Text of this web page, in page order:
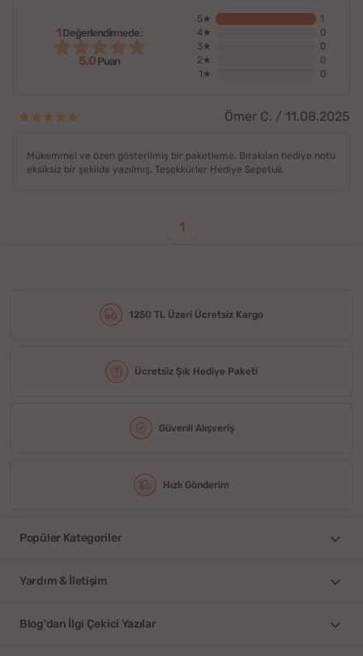
1 Değerlendirmede:
5,0Puan
5★
1
4★
0
3★
0
2★
0
1★
0
Ömer C. / 11.08.2025
Mükemmel ve özen gösterilmiş bir paketleme. Bırakılan hediye notu
eksiksiz bir şekilde yazılmış. Teşekkürler Hediye Sepeti🙏
1
1250 TL Üzeri Ücretsiz Kargo
Ücretsiz Şık Hediye Paketi
Güvenli Alışveriş
Hızlı Gönderim
Popüler Kategoriler
Yardım & İletişim
Blog'dan İlgi Çekici Yazılar